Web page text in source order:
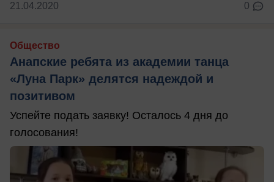
21.04.2020 0
Общество
Анапские ребята из академии танца
«Луна Парк» делятся надеждой и
позитивом
Успейте подать заявку! Осталось 4 дня до
голосования!